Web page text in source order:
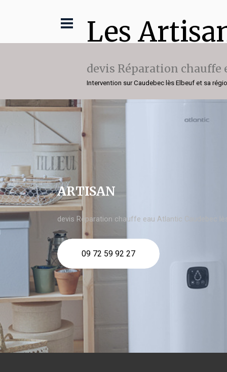
Les
devis Réparation chauffe
Intervention sur Caudebec lès Elbeuf et sa
ARTISAN
devis Réparation chauffe eau Atlantic Caudebec lès
09 72 59 92 27